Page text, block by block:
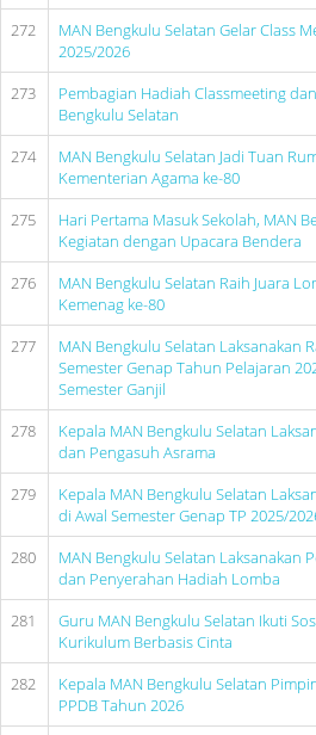
272
MAN Bengkulu Selatan Gelar Class
2025/2026
273
Pembagian Hadiah Classmeeting
Bengkulu Selatan
274
MAN Bengkulu Selatan Jadi Tuan
Kementerian Agama ke-80
275
Hari Pertama Masuk Sekolah, MAN
Kegiatan dengan Upacara Bendera
276
MAN Bengkulu Selatan Raih Juara
Kemenag ke-80
277
MAN Bengkulu Selatan Laksanakan
Semester Genap Tahun Pelajaran
Semester Ganjil
278
Kepala MAN Bengkulu Selatan
dan Pengasuh Asrama
279
Kepala MAN Bengkulu Selatan
di Awal Semester Genap TP 2025/
280
MAN Bengkulu Selatan Laksanakan
dan Penyerahan Hadiah Lomba
281
Guru MAN Bengkulu Selatan Ikuti
Kurikulum Berbasis Cinta
282
Kepala MAN Bengkulu Selatan
PPDB Tahun 2026